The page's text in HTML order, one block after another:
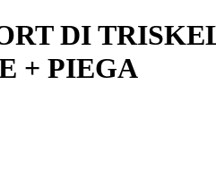
DI
+ PIEGA